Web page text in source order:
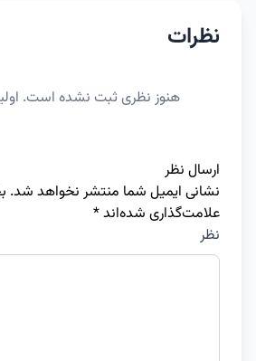
نظرات
هنوز نظری ثبت نشده است.
ارسال نظر
نشانی ایمیل شما منتشر نخواهد شد.
علامت‌گذاری شده‌اند*
نظر